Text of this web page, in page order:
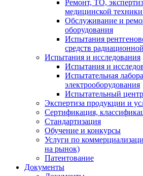
Ремонт, ТО,
медицинской
Обслуживание и
оборудования
Испытания
средств
Испытания и исследования
Испытания и
Испытательная
электрооборудования
Испытательный центр
Экспертиза продукции и
Сертификация,
Стандартизация
Обучение и конкурсы
Услуги по
на рынок)
Патентование
Документы